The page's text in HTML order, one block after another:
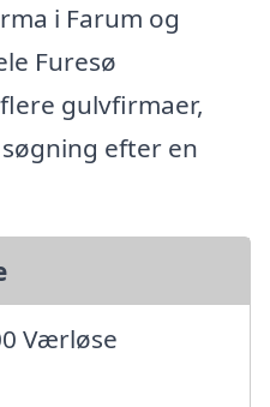
i Farum og
Furesø
gulvfirmaer,
efter en
Værløse